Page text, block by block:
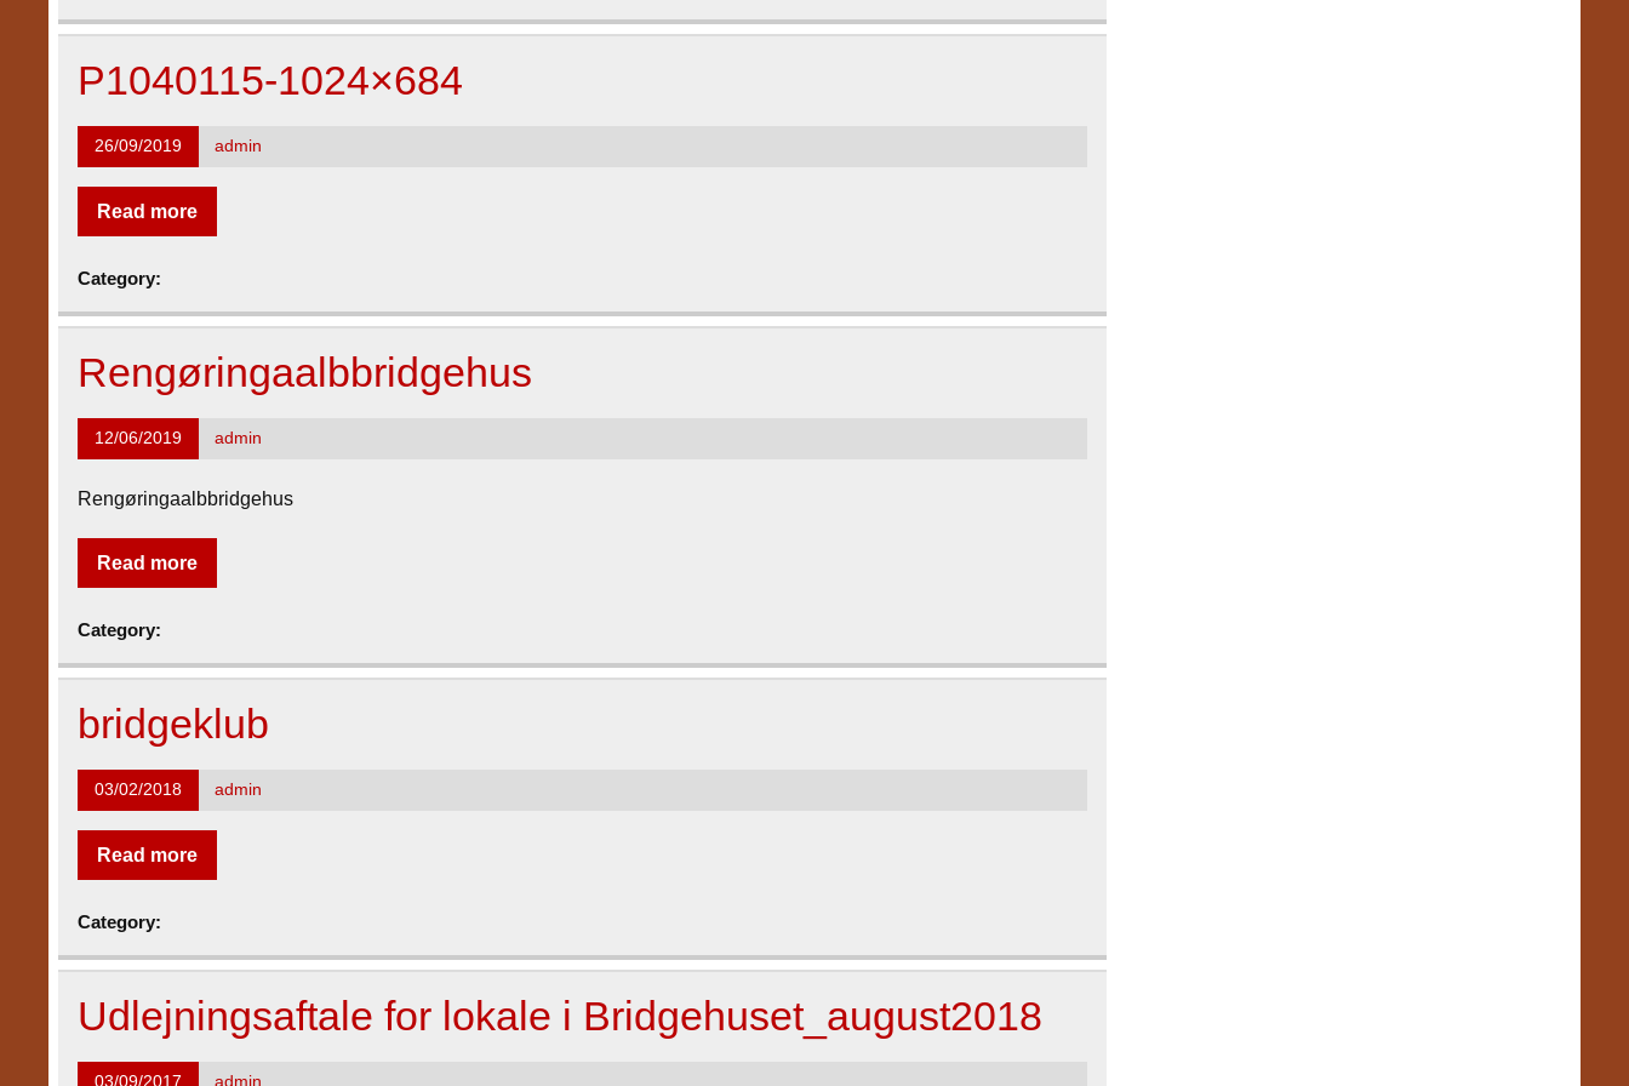
P1040115-1024×684
26/09/2019 admin
Read more
Category:
Rengøringaalbbridgehus
12/06/2019 admin
Rengøringaalbbridgehus
Read more
Category:
bridgeklub
03/02/2018 admin
Read more
Category:
Udlejningsaftale for lokale i Bridgehuset_august2018
03/09/2017 admin